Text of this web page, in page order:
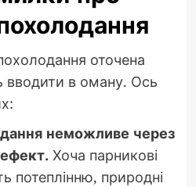
оточена
вводити в оману. Ось
неможливе через
Хоча парникові
потеплінню, природні